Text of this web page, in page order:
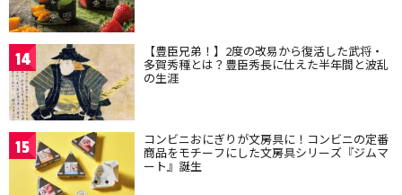
14 【豊臣兄弟！】2度の改易から復活した武将・
多賀秀種とは？豊臣秀長に仕えた半年間と波乱
の生涯
15 コンビニおにぎりが文房具に！コンビニの定番
商品をモチーフにした文房具シリーズ『ジムマ
ート』誕生